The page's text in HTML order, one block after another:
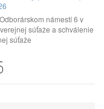
námestí 6 v
súťaže a schválenie
súťaže